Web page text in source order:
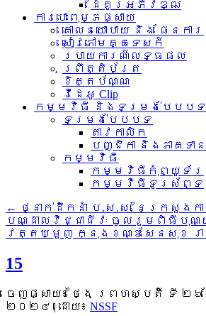
ដៃគូរអភិវឌ្ឍ
ការបោះពុម្ភផ្សាយ
គោលនយោបាយ និង ផែនការ
សៀវភៅមគ្គទេសក៍
របាយការណ៍លទ្ធផល
ព្រឹត្តិប័ត្រ
ខិត្តប័ណ្ណ
វីដេអូ Clip
កម្មវិធី និងទម្រង់បែបបទ
ទម្រង់បែបបទ
តាវកាលិក
បញ្ជិកា និងភាគទាន
កម្មវិធី
កម្មវិធីកុំព្យូទ័រ
កម្មវិធីទូរស័ព្ទ
←
ថ្នាក់ដឹកនាំ ប.ស.ស. នៃក្រសួងក
បណ្ដាលវិជ្ជាជីវៈ ចូលរួមពិធីបុណ្
វត្តឃ្មួញ ក្នុងខណ្ឌសែនសុខ រា
15
ចេញផ្សាយ៖ ថ្ងៃ ព្រហស្បតិ៍ ទី ២៦
២០២៤ | ដោយ៖ NSSF